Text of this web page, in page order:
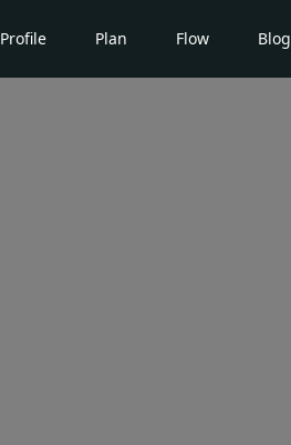
Profile Plan Flow Blog